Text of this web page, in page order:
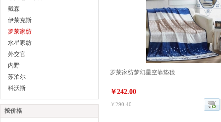
罗莱家纺梦幻星空靠垫毯
￥242.00
￥290.40
戴森
伊莱克斯
罗莱家纺
水星家纺
外交官
内野
苏泊尔
科沃斯
按价格